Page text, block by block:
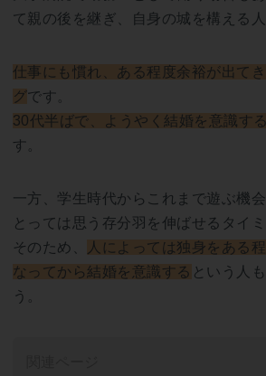
て親の後を継ぎ、自身の城を構える
仕事にも慣れ、ある程度余裕が出て
グです。
30代半ばで、ようやく結婚を意識す
す。
一方、学生時代からこれまで遊ぶ機
とっては思う存分羽を伸ばせるタイミ
そのため、
人によっては独身をある
なってから結婚を意識する という人
う。